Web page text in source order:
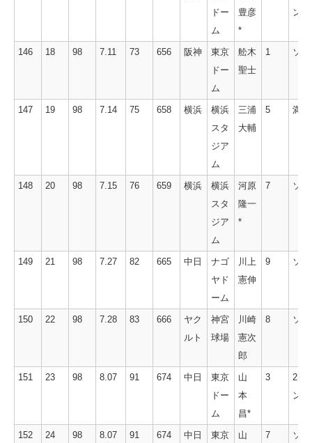
ドー
ム
豊彦
*
ン
146 18 98 7.11 73 656 阪神
東京
ドー
ム
舩木
聖士
1 ソロ
147 19 98 7.14 75 658 横浜
横浜
スタ
ジア
ム
三浦
大輔
5 満塁
148 20 98 7.15 76 659 横浜
横浜
スタ
ジア
ム
河原
隆一
*
7 ソロ
149 21 98 7.27 82 665 中日
ナゴ
ヤド
ーム
川上
憲伸
9 ソロ
150 22 98 7.28 83 666
ヤク
ルト
神宮
球場
川崎
憲次
郎
8 ソロ
151 23 98 8.07 91 674 中日
東京
ドー
ム
山
本
昌*
3
2ラ
ン
152 24 98 8.07 91 674 中日
東京
山
7 ソロ